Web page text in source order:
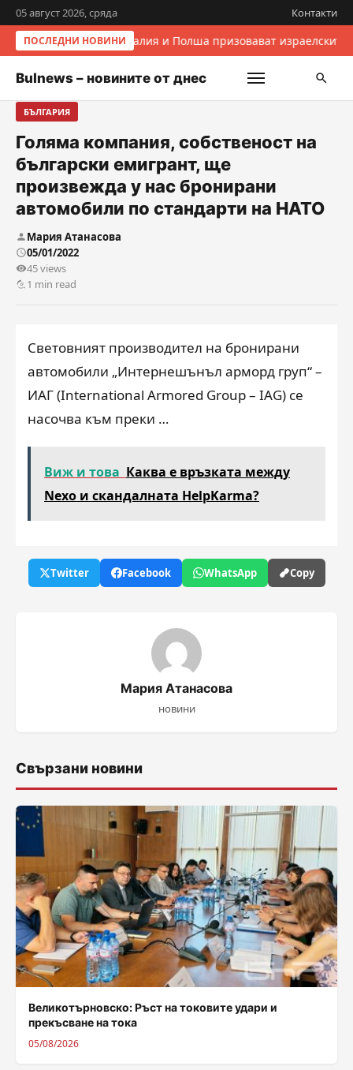
05 август 2026, сряда Контакти
ПОСЛЕДНИ НОВИНИИталия и Полша призовават
Bulnews – новините от днес
БЪЛГАРИЯ
Голяма компания, собственост на
български емигрант, ще
произвежда у нас бронирани
автомобили по стандарти на НАТО
Мария Атанасова
05/01/2022
45 views
1 min read
Световният производител на бронирани
автомобили „Интернешънъл арморд груп“ –
ИАГ (International Armored Group – IAG) се
насочва към преки …
Виж и това Каква е връзката между
Nexo и скандалната HelpKarma?
Twitter Facebook WhatsApp Copy
Мария Атанасова
новини
Свързани новини
Великотърновско: Ръст на токовите удари и
прекъсване на тока
05/08/2026